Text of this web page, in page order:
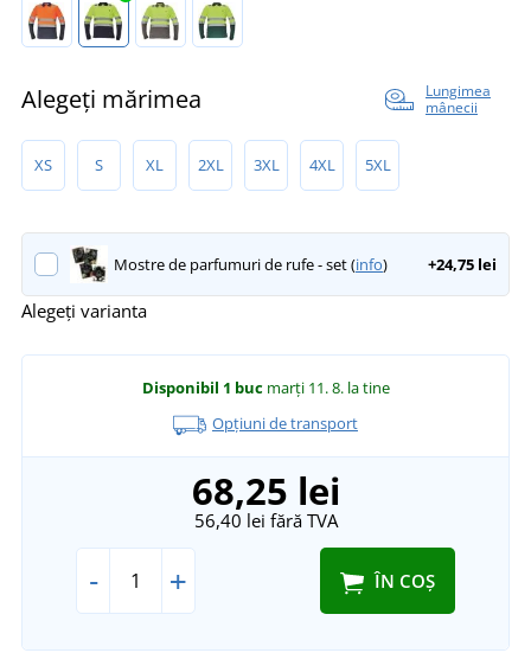
Alegeți mărimea
Lungimea
mânecii
XS S XL 2XL 3XL 4XL 5XL
Mostre de parfumuri de rufe - set (info) +24,75 lei
Alegeți varianta
Disponibil 1 buc marți 11. 8. la tine
Opțiuni de transport
68,25 lei
56,40 lei fără TVA
- + ÎN COȘ